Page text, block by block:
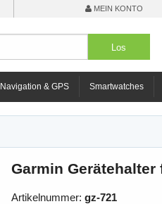
MEIN KONTO
Navigation & GPS Smartwatches
Garmin Gerätehalter
Artikelnummer: gz-721